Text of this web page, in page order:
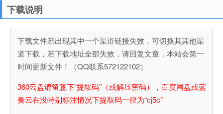
下载说明
下载文件若出现其中一个渠道链接失效，可切换其其他渠
道下载，若下载地址全部失效，请回复文章，本站会第一
时间更新文件！（QQ联系572122102）
360云盘请留意下“提取码”（或解压密码），百度网盘或蓝
奏云在没特别标注情况下提取码一律为“cj5c”